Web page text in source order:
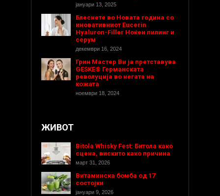
јануари 13, 2025
Блеснете во Новата година со
иновативниот Eucerin
Hyaluron-Filler Ноќен пилинг и
серум
декември 16, 2024
Грин Мастер Ви ја претставува
GESKE® Германската
револуција во негата на
кожата
ноември 18, 2024
ЖИВОТ
Bitola Whisky Fest: Битола како
сцена, вискито како причина
март 31, 2026
Витаминска бомба од 17
состојки
јануари 9, 2026